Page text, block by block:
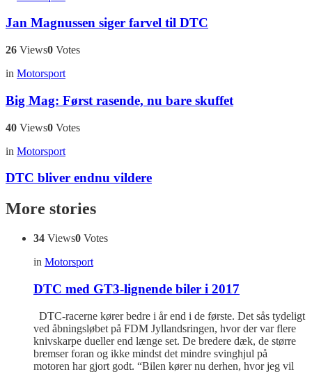
Jan Magnussen siger farvel til DTC
26 Views0 Votes
in Motorsport
Big Mag: Først rasende, nu bare skuffet
40 Views0 Votes
in Motorsport
DTC bliver endnu vildere
More stories
34 Views0 Votes
in Motorsport
DTC med GT3-lignende biler i 2017
DTC-racerne kører bedre i år end i de første. Det sås tydeligt
ved åbningsløbet på FDM Jyllandsringen, hvor der var flere
knivskarpe dueller end længe set. De bredere dæk, de større
bremser foran og ikke mindst det mindre svinghjul på
motoren har gjort godt. “Bilen kører nu derhen, hvor jeg vil